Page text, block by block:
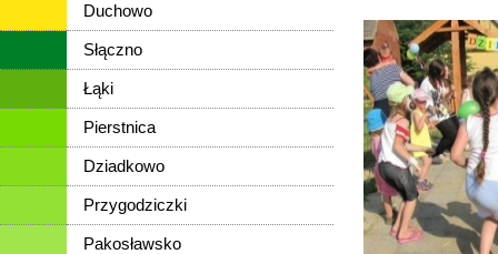
Duchowo
Słączno
Łąki
Pierstnica
Dziadkowo
Przygodziczki
Pakosławsko